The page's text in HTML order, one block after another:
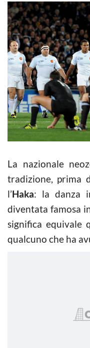
La nazionale
tradizione, prima
l’Haka: la danza
diventata famosa
significa equivale
qualcuno che ha